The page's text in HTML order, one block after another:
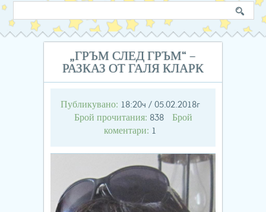
в
сайта
дума
„ГРЪМ СЛЕД ГРЪМ“ –
РАЗКАЗ ОТ ГАЛЯ КЛАРК
Публикувано: 18:20ч / 05.02.2018г
Брой прочитания: 838
Брой
коментари: 1